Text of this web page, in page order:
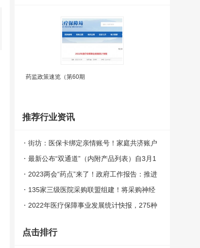
药监政策速览（第60期
推荐行业资讯
街坊：医保卡绑定亲情账号！家庭共济账户
最新公布“双通道”（内附产品列表）自3月1
日起，广州市执行《广东省基本医疗保险、
工伤保险和生育保险药品目录（2023年
版）》
2023两会“药点”来了！政府工作报告：推进
药品集采、中医药创新、急需药进保……
135家三级医院采购联盟组建！将采购神经
介入、外周介入耗材，议价、谈判、竞
2022年医疗保障事业发展统计快报，275种
点击排行